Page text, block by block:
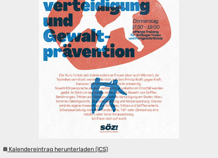
Kalendereintrag herunterladen (ICS)